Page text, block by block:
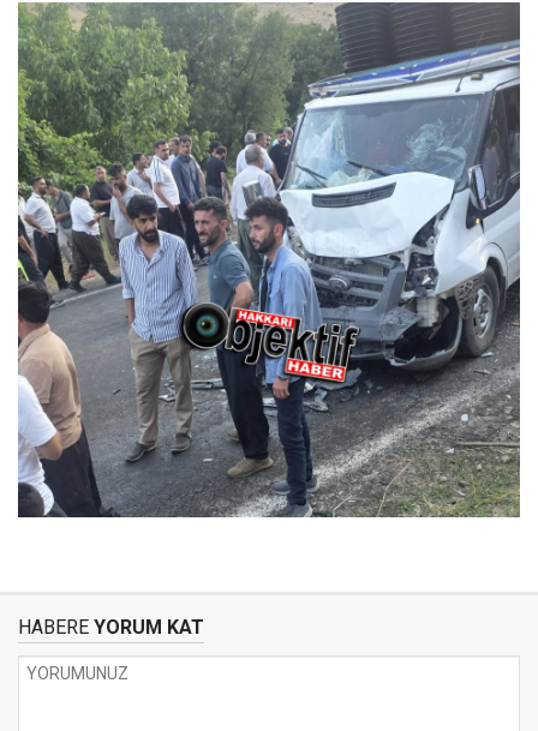
HABERE YORUM KAT